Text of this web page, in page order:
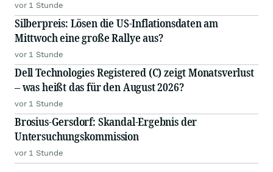
vor 1 Stunde
Silberpreis: Lösen die US-Inflationsdaten am
Mittwoch eine große Rallye aus?
vor 1 Stunde
Dell Technologies Registered (C) zeigt Monatsverlust
– was heißt das für den August 2026?
vor 1 Stunde
Brosius-Gersdorf: Skandal-Ergebnis der
Untersuchungskommission
vor 1 Stunde